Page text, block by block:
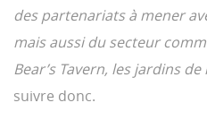
des partenariats à mener
mais aussi du secteur
Bear’s Tavern, les jardins
suivre donc.